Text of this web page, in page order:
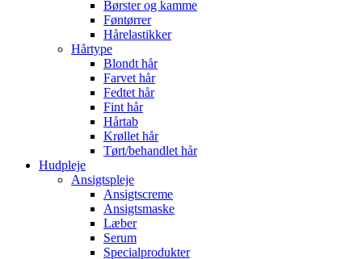
Børster og kamme
Føntørrer
Hårelastikker
Hårtype
Blondt hår
Farvet hår
Fedtet hår
Fint hår
Hårtab
Krøllet hår
Tørt/behandlet hår
Hudpleje
Ansigtspleje
Ansigtscreme
Ansigtsmaske
Læber
Serum
Specialprodukter